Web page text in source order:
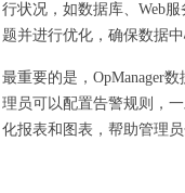
行状况，如数据库、Web
题并进行优化，确保数据中
最重要的是，OpManager
理员可以配置告警规则，
化报表和图表，帮助管理